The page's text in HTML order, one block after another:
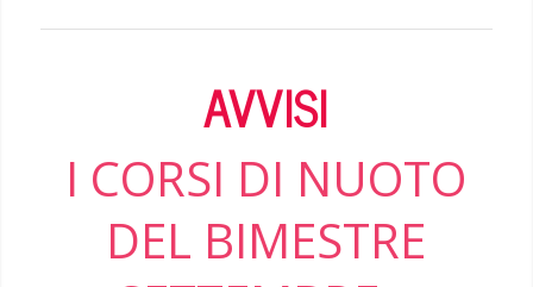
AVVISI
I CORSI DI NUOTO
DEL BIMESTRE